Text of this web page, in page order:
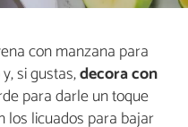
con manzana para
si gustas,decora con
para darle un toque
los licuados para bajar